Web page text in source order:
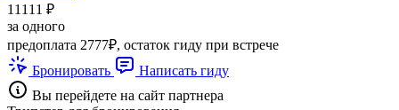
11111 ₽
за одного
предоплата 2777₽, остаток гиду при встрече
Бронировать
Написать гиду
Вы перейдете на сайт партнера